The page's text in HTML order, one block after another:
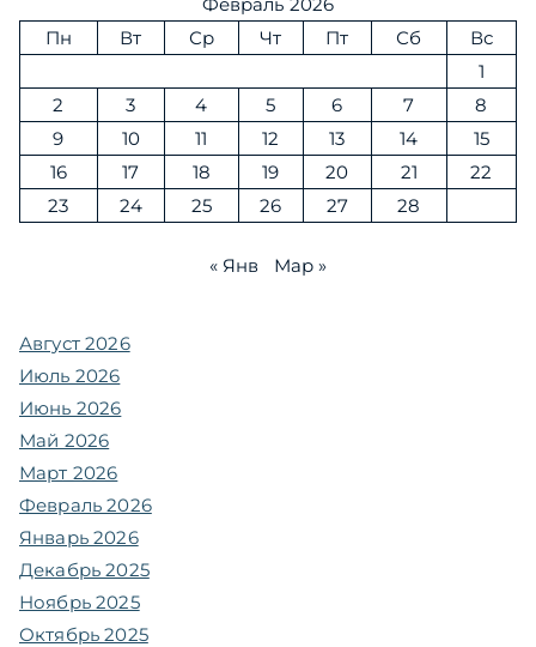
Пн
Вт Ср Чт Пт Сб
Вс
1
2
3 4 5 6 7
8
9
10 11 12 13 14
15
16
17 18 19 20 21
22
23
24 25 26 27 28
« Янв Мар »
Август 2026
Июль 2026
Июнь 2026
Май 2026
Март 2026
Февраль 2026
Январь 2026
Декабрь 2025
Ноябрь 2025
Октябрь 2025